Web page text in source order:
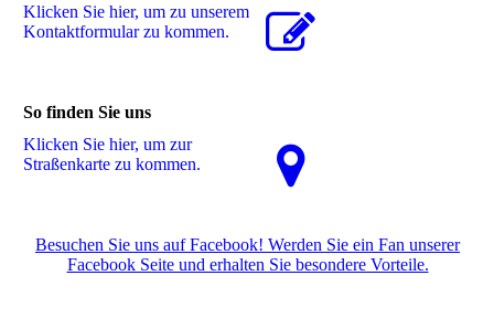
Klicken Sie hier, um zu unserem
Kon­takt­for­mu­lar zu kommen.
So finden Sie uns
Klicken Sie hier, um zur
Straßenkarte zu kommen.
Besuchen Sie uns auf Facebook! Werden Sie ein Fan unserer
Facebook Seite und erhalten Sie besondere Vorteile.